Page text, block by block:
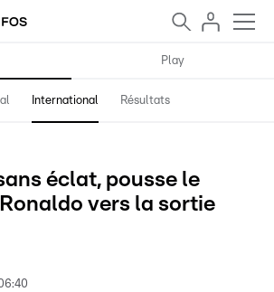
Play
International Résultats
éclat, pousse le
vers la sortie